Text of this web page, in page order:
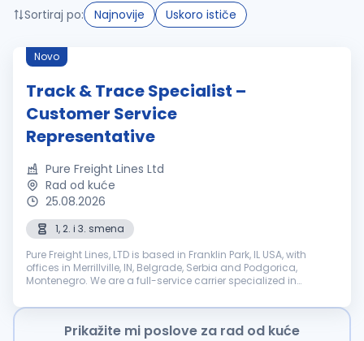
Sortiraj po: Najnovije Uskoro ističe
Novo
Track & Trace Specialist –
Customer Service
Representative
Pure Freight Lines Ltd
Rad od kuće
25.08.2026
1, 2. i 3. smena
Pure Freight Lines, LTD is based in Franklin Park, IL USA, with
offices in Merrillville, IN, Belgrade, Serbia and Podgorica,
Montenegro. We are a full-service carrier specialized in
seeking: Tr...
Prikažite mi poslove za rad od kuće